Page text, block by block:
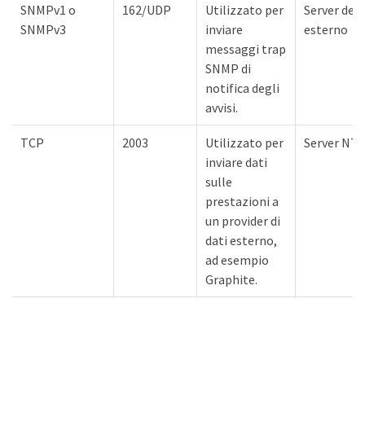
SNMPv1 o
SNMPv3
162/UDP
Utilizzato per
inviare
messaggi trap
SNMP di
notifica degli
avvisi.
Server del
esterno
TCP 2003
Utilizzato per
inviare dati
sulle
prestazioni a
un provider di
dati esterno,
ad esempio
Graphite.
Server